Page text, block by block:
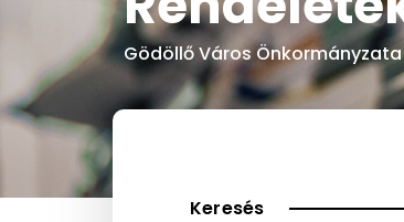
Gödöllő Város Önkormányzata
Keresés